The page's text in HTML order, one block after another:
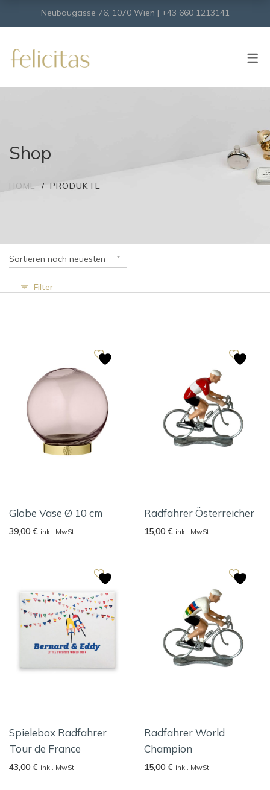
Neubaugasse 76, 1070 Wien | +43 660 1213141
Shop
HOME PRODUKTE
Sortieren nach neuesten
Filter
Globe Vase Ø 10 cm
39,00 € inkl. MwSt.
Radfahrer Österreicher
15,00 € inkl. MwSt.
Spielebox Radfahrer
Tour de France
43,00 € inkl. MwSt.
Radfahrer World
Champion
15,00 € inkl. MwSt.